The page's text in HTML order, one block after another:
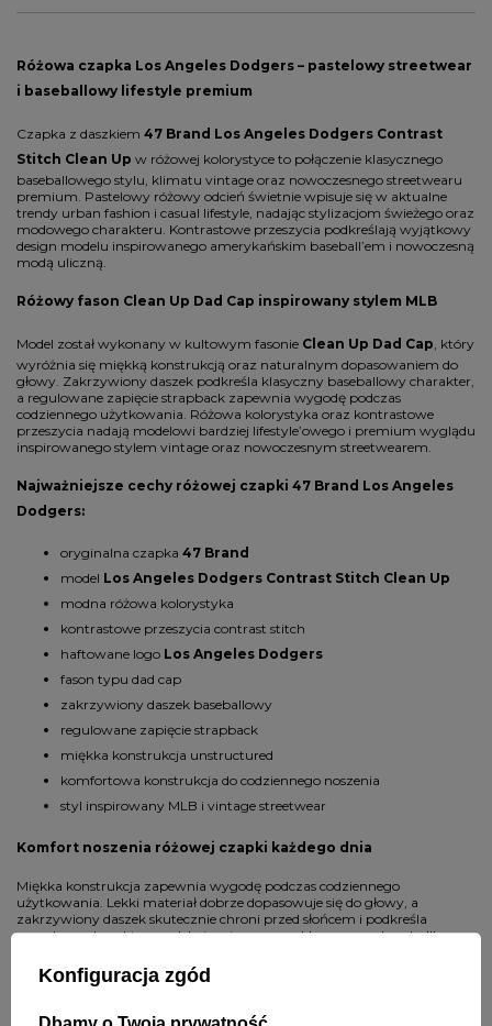
Różowa czapka Los Angeles Dodgers – pastelowy streetwear
i baseballowy lifestyle premium
Czapka z daszkiem 47 Brand Los Angeles Dodgers Contrast
Stitch Clean Up w różowej kolorystyce to połączenie klasycznego
baseballowego stylu, klimatu vintage oraz nowoczesnego streetwearu
premium. Pastelowy różowy odcień świetnie wpisuje się w aktualne
trendy urban fashion i casual lifestyle, nadając stylizacjom świeżego oraz
modowego charakteru. Kontrastowe przeszycia podkreślają wyjątkowy
design modelu inspirowanego amerykańskim baseball’em i nowoczesną
modą uliczną.
Różowy fason Clean Up Dad Cap inspirowany stylem MLB
Model został wykonany w kultowym fasonie Clean Up Dad Cap , który
wyróżnia się miękką konstrukcją oraz naturalnym dopasowaniem do
głowy. Zakrzywiony daszek podkreśla klasyczny baseballowy charakter,
a regulowane zapięcie strapback zapewnia wygodę podczas
codziennego użytkowania. Różowa kolorystyka oraz kontrastowe
przeszycia nadają modelowi bardziej lifestyle’owego i premium wyglądu
inspirowanego stylem vintage oraz nowoczesnym streetwearem.
Najważniejsze cechy różowej czapki 47 Brand Los Angeles
Dodgers:
oryginalna czapka 47 Brand
model Los Angeles Dodgers Contrast Stitch Clean Up
modna różowa kolorystyka
kontrastowe przeszycia contrast stitch
haftowane logo Los Angeles Dodgers
fason typu dad cap
zakrzywiony daszek baseballowy
regulowane zapięcie strapback
miękka konstrukcja unstructured
komfortowa konstrukcja do codziennego noszenia
styl inspirowany MLB i vintage streetwear
Komfort noszenia różowej czapki każdego dnia
Miękka konstrukcja zapewnia wygodę podczas codziennego
użytkowania. Lekki materiał dobrze dopasowuje się do głowy, a
zakrzywiony daszek skutecznie chroni przed słońcem i podkreśla
casualowy charakter modelu inspirowanego klasycznym baseball’em.
zarówno z minimalistycznymi, jak i streetwearowymi outfitami.
Konfiguracja zgód